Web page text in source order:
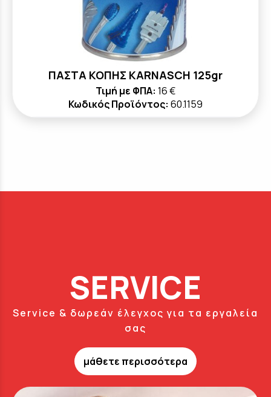
ΠΑΣΤΑ ΚΟΠΗΣ KARNASCH 125gr
Τιμή με ΦΠΑ: 16 €
Κωδικός Προϊόντος: 60.1159
SERVICE
Service & δωρεάν έλεγχος για τα εργαλεία
σας
μάθετε περισσότερα